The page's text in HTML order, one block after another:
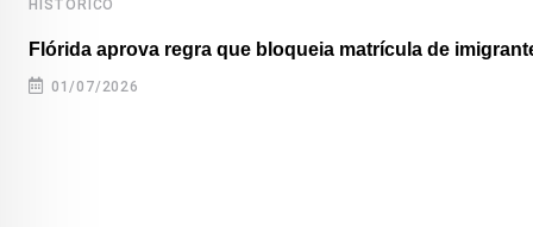
HISTÓRICO
Flórida aprova regra que bloqueia matrícula de
01/07/2026